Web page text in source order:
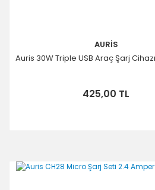
AURİS
Auris 30W Triple USB Araç Şarj
425,00 TL